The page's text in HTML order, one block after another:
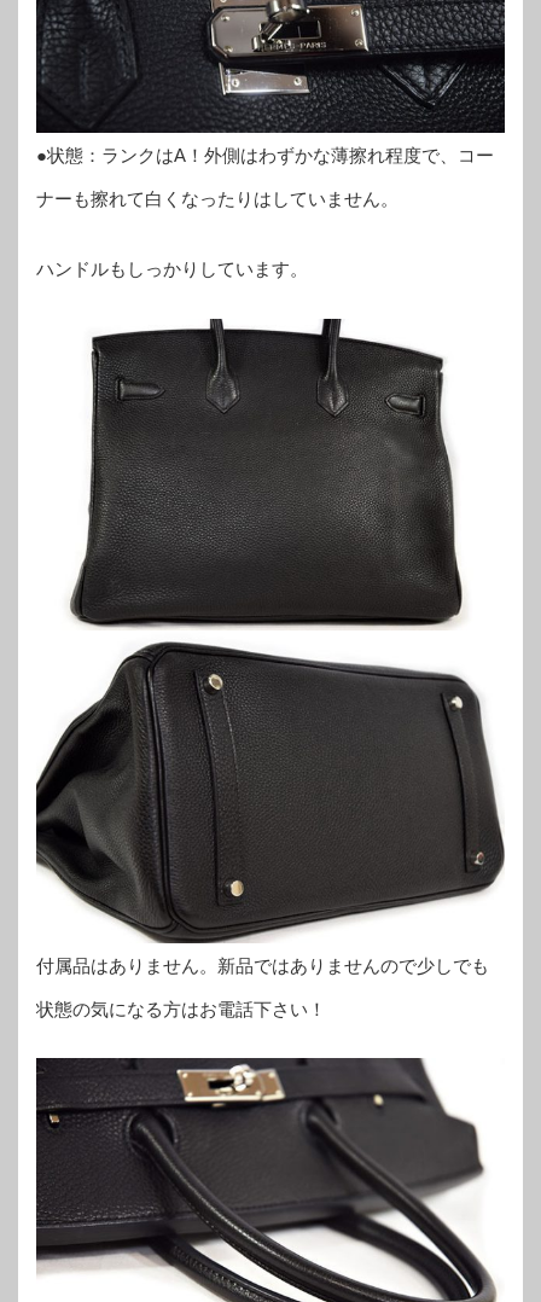
●状態：ランクはA！外側はわずかな薄擦れ程度で、コー
ナーも擦れて白くなったりはしていません。
ハンドルもしっかりしています。
付属品はありません。新品ではありませんので少しでも
状態の気になる方はお電話下さい！